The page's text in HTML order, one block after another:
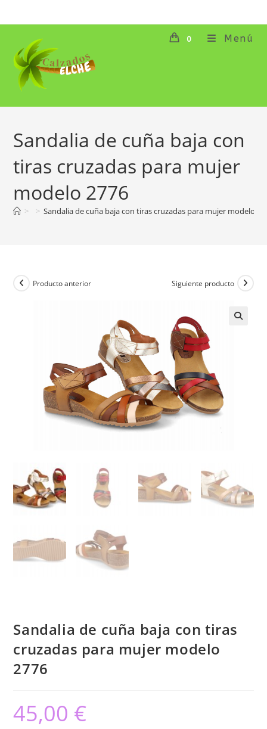
al
contenido
0 Menú
Sandalia de cuña baja con
tiras cruzadas para mujer
modelo 2776
> > Sandalia de cuña baja con tiras cruzadas para mujer modelo
Producto anterior Siguiente producto
Sandalia de cuña baja con tiras
cruzadas para mujer modelo
2776
45,00 €